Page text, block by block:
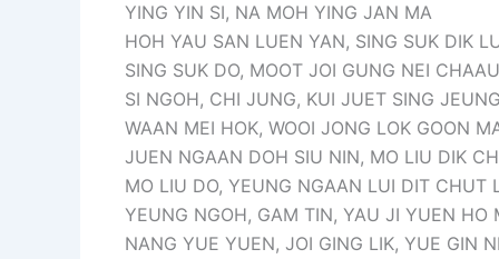
YING YIN SI, NA MOH YING JAN MA
HOH YAU SAN LUEN YAN, SING SUK DIK
SING SUK DO, MOOT JOI GUNG NEI
SI NGOH, CHI JUNG, KUI JUET SING
WAAN MEI HOK, WOOI JONG LOK GOON
JUEN NGAAN DOH SIU NIN, MO LIU DIK
MO LIU DO, YEUNG NGAAN LUI DIT CHUT
YEUNG NGOH, GAM TIN, YAU JI YUEN HO
NANG YUE YUEN, JOI GING LIK, YUE GIN